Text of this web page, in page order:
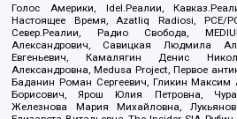
Голос Америки, Idel.Реалии,
Настоящее Время, Azatliq Radiosi, PCE/
Север.Реалии, Радио Свобода,
Александрович, Савицкая Людмила
Евгеньевич, Камалягин Денис
Александровна, Medusa Project, Первое
Баданин Роман Сергеевич, Гликин Максим
Борисович, Ярош Юлия Петровна,
Железнова Мария Михайловна,